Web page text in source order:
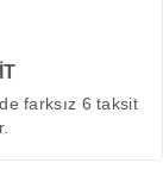
farksız 6 taksit